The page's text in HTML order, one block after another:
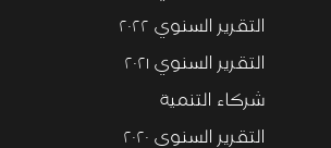
التقرير السنوي ۲۰۲۲
التقرير السنوي ٢٠٢١
شركاء التنمية
التقرير السنوى ٢٠٢٠